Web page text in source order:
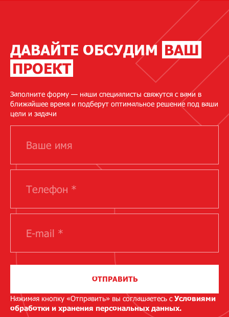
ДАВАЙТЕ ОБСУДИМ ВАШ
ПРОЕКТ
Заполните форму — наши специалисты свяжутся с вами в
ближайшее время и подберут оптимальное решение под ваши
цели и задачи
ОТПРАВИТЬ
Нажимая кнопку «Отправить» вы соглашаетесь сУсловиями
обработки и хранения персональных данных.